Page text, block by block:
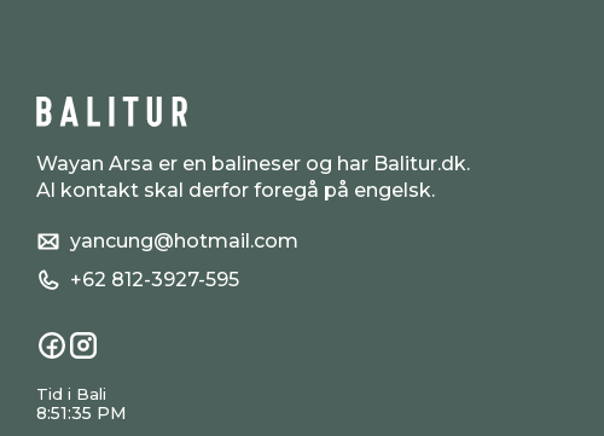
Wayan Arsa er en balineser og har Balitur.dk.
Al kontakt skal derfor foregå på engelsk.
yancung@hotmail.com
+62 812-3927-595
Tid i Bali
8:51:35 PM